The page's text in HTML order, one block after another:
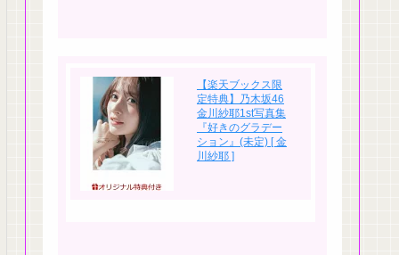
【楽天ブックス限
定特典】乃木坂46
金川紗耶1st写真集
『好きのグラデー
ション』(未定) [ 金
川紗耶 ]